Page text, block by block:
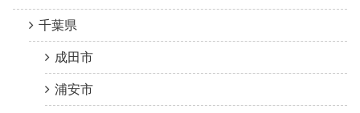
千葉県
成田市
浦安市